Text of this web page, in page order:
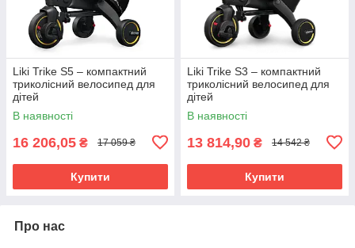
Liki Trike S5 – компактний
триколісний велосипед для
дітей
В наявності
16 206,05 ₴ 17 059 ₴
Купити
Liki Trike S3 – компактний
триколісний велосипед для
дітей
В наявності
13 814,90 ₴ 14 542 ₴
Купити
Про нас